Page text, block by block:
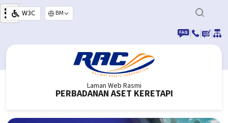
Langkau ke kandungan utama
W3C
Select your language
|
| |
Laman Web Rasmi
PERBADANAN ASET KERETAPI